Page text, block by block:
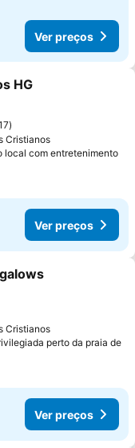
Ver preços
aos favoritos
HG
Cristianos
local com entretenimento
Ver preços
aos favoritos
Cristianos
perto da praia de
Ver preços